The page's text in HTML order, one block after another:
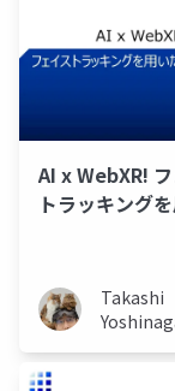
AI x WebXR!
トラッキング
Takashi